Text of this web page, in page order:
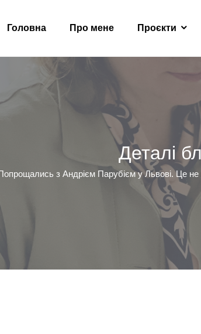
Головна Про мене Проєкти
Деталі
з Андрієм Парубієм у Львові. Це не